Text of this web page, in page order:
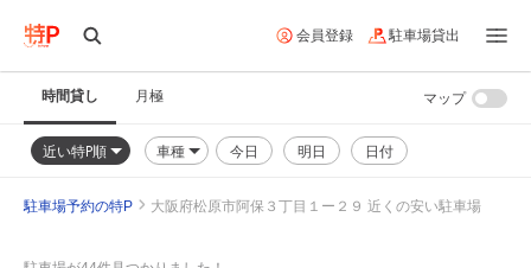
会員登録 駐車場貸出
時間貸し 月極
近い特P順 車種 今日 明日 日付
マップ
駐車場予約の特P 大阪府松原市阿保３丁目１ー２９ 近くの安い駐車場